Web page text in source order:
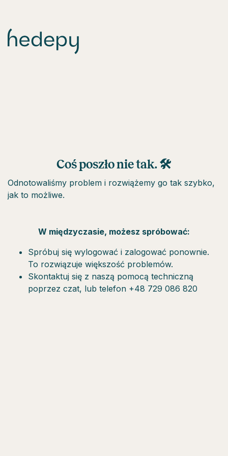
Coś poszło nie tak. 🛠
Odnotowaliśmy problem i rozwiążemy go tak szybko,
jak to możliwe.
W międzyczasie, możesz spróbować:
Spróbuj się wylogować i zalogować ponownie.
To rozwiązuje większość problemów.
Skontaktuj się z naszą pomocą techniczną
poprzez czat, lub telefon +48 729 086 820